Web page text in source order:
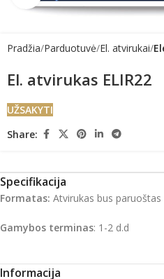
Pradžia Parduotuvė El. atvirukai
El. atvirukas ELIR22
UŽSAKYTI
Share:
Specifikacija
Formatas: Atvirukas bus
Gamybos terminas: 1-2 d.d
Informacija